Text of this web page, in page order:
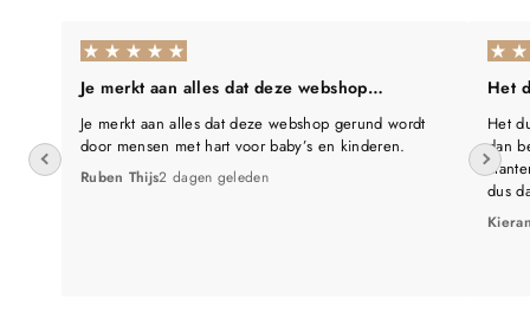
Je merkt aan alles dat deze webshop…
Je merkt aan alles dat deze webshop gerund wordt
door mensen met hart voor baby’s en kinderen.
Ruben Thijs2 dagen geleden
Het
Het
dan
dus